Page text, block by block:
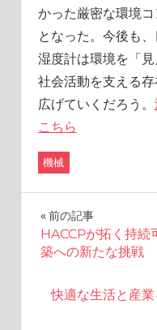
かった厳密な環境
となった。今後も
湿度計は環境を「
社会活動を支える
広げていくだろう。
こちら
機械
投
稿
ナ
前の記事
HACCPが拓く持続
築への新たな挑戦
快適な生活と産